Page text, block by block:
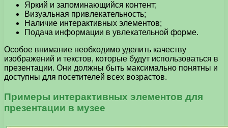
Яркий и запоминающийся контент;
Визуальная привлекательность;
Наличие интерактивных элементов;
Подача информации в увлекательной форме.
Особое внимание необходимо уделить качеству
изображений и текстов, которые будут использоваться в
презентации. Они должны быть максимально понятны и
доступны для посетителей всех возрастов.
Примеры интерактивных элементов для
презентации в музее